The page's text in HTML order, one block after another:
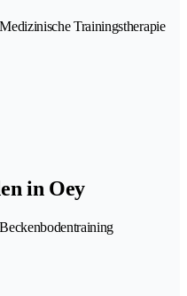
Trainingstherapie
in Oey